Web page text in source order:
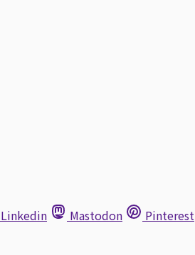
Linkedin Mastodon Pinterest